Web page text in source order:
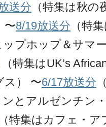
送分 （特集は秋
〜8/19放送分 （特
ップホップ＆サマ
（特集はUK’s
ス） 〜6/17放送分
とアルゼンチン
（特集はカフェ・